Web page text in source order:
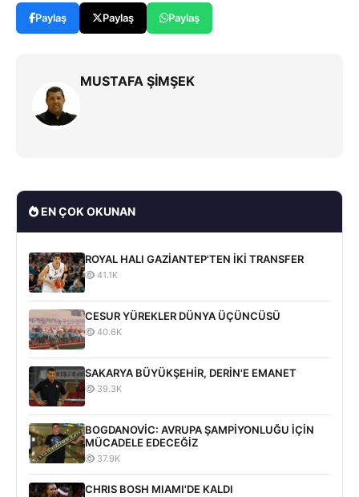
Paylaş Paylaş Paylaş
MUSTAFA ŞİMŞEK
EN ÇOK OKUNAN
ROYAL HALI GAZİANTEP'TEN İKİ TRANSFER
41.1K
CESUR YÜREKLER DÜNYA ÜÇÜNCÜSÜ
40.6K
SAKARYA BÜYÜKŞEHİR, DERİN'E EMANET
39.3K
BOGDANOVİC: AVRUPA ŞAMPİYONLUĞU İÇİN
MÜCADELE EDECEĞİZ
37.9K
CHRIS BOSH MIAMI'DE KALDI